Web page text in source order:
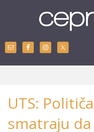
UTS:
smatraju